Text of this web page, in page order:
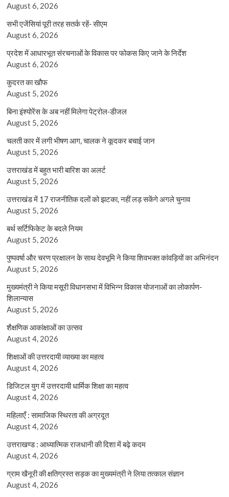
August 6, 2026
सभी एजेंसियां पूरी तरह सतर्क रहें- सीएम
August 6, 2026
प्रदेश में आधारभूत संरचनाओं के विकास पर फोकस किए जाने के निर्देश
August 6, 2026
कुदरत का खौफ
August 5, 2026
बिना इंश्योरेंस के अब नहीं मिलेगा पेट्रोल-डीजल
August 5, 2026
चलती कार में लगी भीषण आग, चालक ने कूदकर बचाई जान
August 5, 2026
उत्तराखंड में बहुत भारी बारिश का अलर्ट
August 5, 2026
उत्तराखंड में 17 राजनीतिक दलों को झटका, नहीं लड़ सकेंगे अगले चुनाव
August 5, 2026
बर्थ सर्टिफिकेट के बदले नियम
August 5, 2026
पुष्पवर्षा और चरण प्रक्षालन के साथ देवभूमि ने किया शिवभक्त कांवड़ियों का अभिनंदन
August 5, 2026
मुख्यमंत्री ने किया मसूरी विधानसभा में विभिन्न विकास योजनाओं का लोकार्पण-
शिलान्यास
August 5, 2026
शैक्षणिक आकांक्षाओं का उत्सव
August 4, 2026
शिक्षाओं की उत्तरदायी व्याख्या का महत्व
August 4, 2026
डिजिटल युग में उत्तरदायी धार्मिक शिक्षा का महत्व
August 4, 2026
महिलाएँ : सामाजिक स्थिरता की अग्रदूत
August 4, 2026
उत्तराखण्ड : आध्यात्मिक राजधानी की दिशा में बढ़े कदम
August 4, 2026
ग्राम खैनूरी की क्षतिग्रस्त सड़क का मुख्यमंत्री ने लिया तत्काल संज्ञान
August 4, 2026